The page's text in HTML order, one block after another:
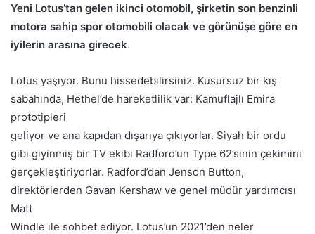
Yeni Lotus’tan gelen ikinci otomobil, şirketin son benzinli
motora sahip spor otomobili olacak ve görünüşe göre en
iyilerin arasına girecek.
Lotus yaşıyor. Bunu hissedebilirsiniz. Kusursuz bir kış
sabahında, Hethel’de hareketlilik var: Kamuflajlı Emira
prototipleri
geliyor ve ana kapıdan dışarıya çıkıyorlar. Siyah bir ordu
gibi giyinmiş bir TV ekibi Radford’un Type 62’sinin çekimini
gerçekleştiriyorlar. Radford’dan Jenson Button,
direktörlerden Gavan Kershaw ve genel müdür yardımcısı
Matt
Windle ile sohbet ediyor. Lotus’un 2021’den neler